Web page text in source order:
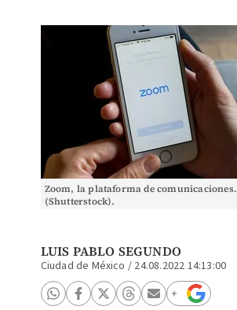
Zoom, la plataforma de comunicaciones.
(Shutterstock).
LUIS PABLO SEGUNDO
Ciudad de México / 24.08.2022 14:13:00